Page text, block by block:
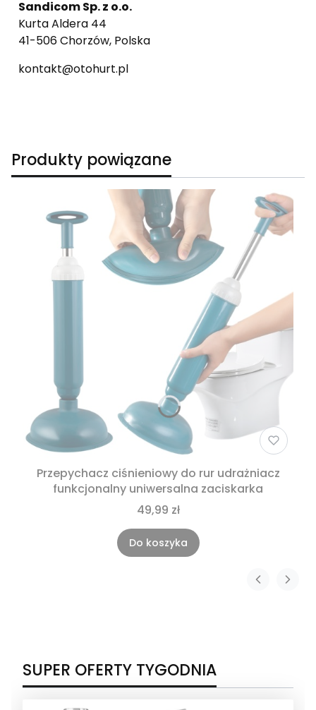
Sandicom Sp. z o.o.
Kurta Aldera 44
41-506 Chorzów, Polska
kontakt@otohurt.pl
Produkty powiązane
Przepychacz ciśnieniowy do rur udrażniacz
funkcjonalny uniwersalna zaciskarka
49,99 zł
Do koszyka
SUPER OFERTY TYGODNIA